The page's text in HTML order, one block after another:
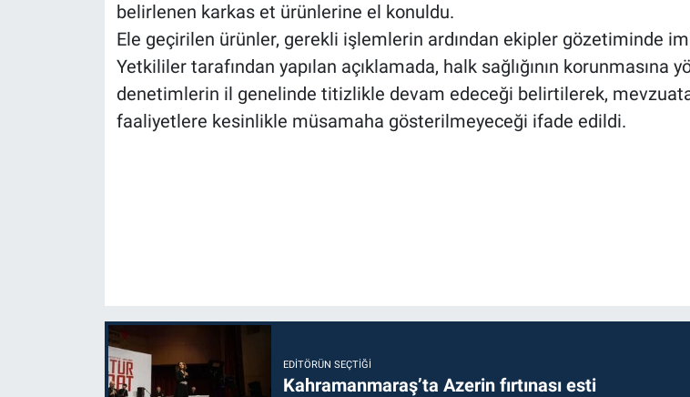
belirlenen karkas et ürünlerine el konuldu.
Ele geçirilen ürünler, gerekli işlemlerin ardından ekipler gözetiminde
Yetkililer tarafından yapılan açıklamada, halk sağlığının korunmasına
denetimlerin il genelinde titizlikle devam edeceği belirtilerek, mevzuata
faaliyetlere kesinlikle müsamaha gösterilmeyeceği ifade edildi.
EDITÖRÜN SEÇTIĞI
Kahramanmaraş’ta Azerin fırtınası esti